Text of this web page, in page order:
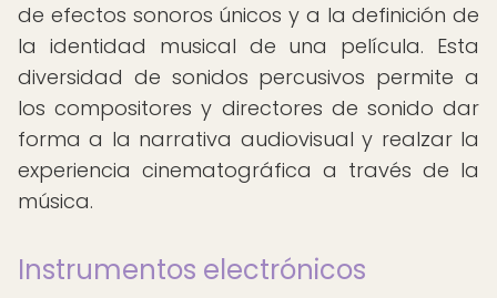
de efectos sonoros únicos y a la definición de
la identidad musical de una película. Esta
diversidad de sonidos percusivos permite a
los compositores y directores de sonido dar
forma a la narrativa audiovisual y realzar la
experiencia cinematográfica a través de la
música.
Instrumentos electrónicos